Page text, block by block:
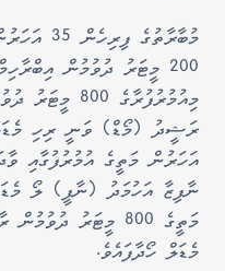
200 މީޓަރު ދުވުމުން
މިއުމުރުފުރާގެ
މަތީގެ 800 މީޓަރު
މެޑަލް ހޯދާފައެވެ.